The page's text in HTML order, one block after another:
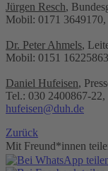
Jürgen Resch,
Mobil: 0171
Dr. Peter Ahmels,
Mobil: 0151
Daniel Hufeisen,
Tel.: 030 2400867-
hufeisen@duh.de
Zurück
Mit Freund*innen